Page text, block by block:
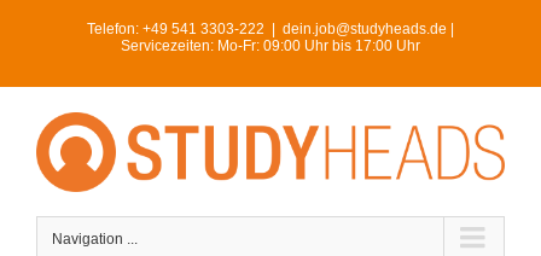
Telefon: +49 541 3303-222
dein.job@studyheads.de |
Servicezeiten: Mo-Fr: 09:00 Uhr bis 17:00 Uhr
Navigation ...